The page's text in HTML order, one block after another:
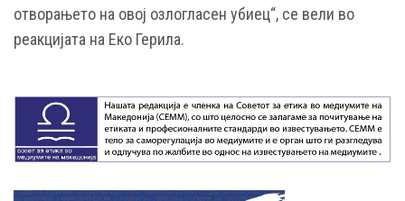
отворањето на овој озлогласен убиец“, се вели во
реакцијата на Еко Герила.